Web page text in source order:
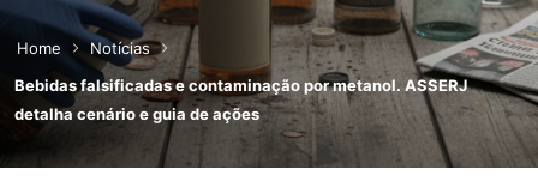
Home
Notícias
Bebidas falsificadas e contaminação por metanol. ASSERJ
detalha cenário e guia de ações